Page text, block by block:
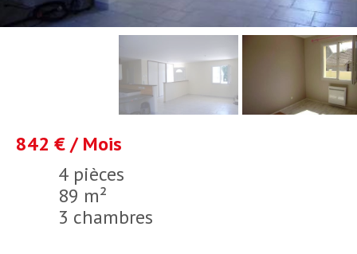
4 pièces
89 m²
3 chambres
842 € / Mois